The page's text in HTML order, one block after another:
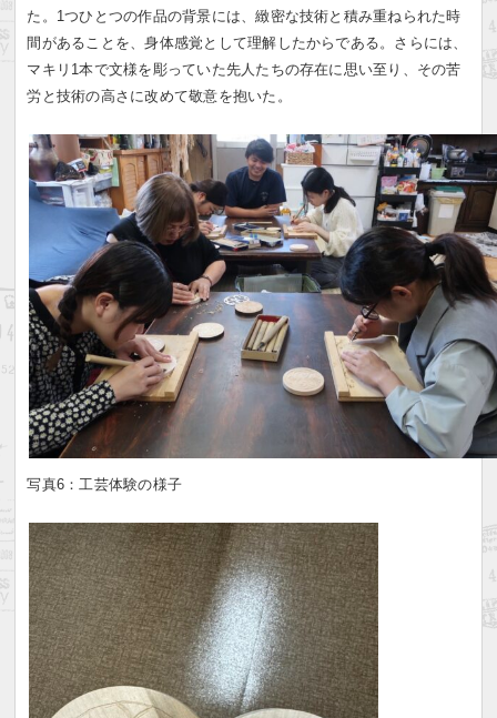
た。1つひとつの作品の背景には、緻密な技術と積み重ねられた時
間があることを、身体感覚として理解したからである。さらには、
マキリ1本で文様を彫っていた先人たちの存在に思い至り、その苦
労と技術の高さに改めて敬意を抱いた。
写真6：工芸体験の様子